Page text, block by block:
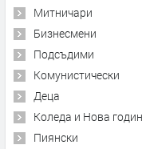
Митничари
Бизнесмени
Подсъдими
Комунистически
Деца
Коледа и Нова
Пиянски